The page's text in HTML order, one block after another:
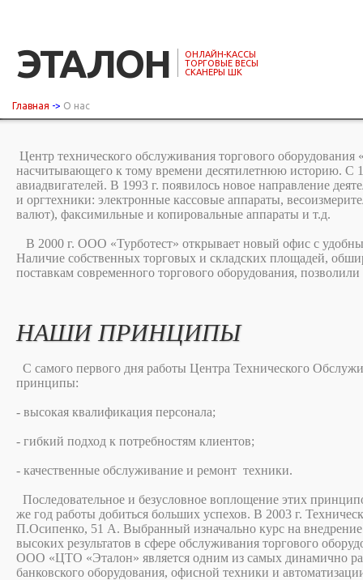
ЭТАЛОН
ОНЛАЙН-КАССЫ
ТОРГОВЫЕ ВЕСЫ
СКАНЕРЫ ШК
Главная -> О нас
Центр технического обслуживания торгового
насчитывающего к тому времени десятилетнюю историю. С
авиадвигателей. В 1993 г. появилось новое направление
и оргтехники: электронные кассовые аппараты,
валют), факсимильные и копировальные аппараты и т.д.
В 2000 г. ООО «Турботест» открывает новый офис с
Наличие собственных торговых и складских площадей,
поставкам современного торгового оборудования,
НАШИ ПРИНЦИПЫ
С самого первого дня работы Центра Технического
принципы:
- высокая квалификация персонала;
- гибкий подход к потребностям клиентов;
- качественные обслуживание и ремонт техники.
Последовательное и безусловное воплощение этих
же год работы добиться больших успехов. В 2003 г.
П.Осипенко, 51 А. Выбранный изначально курс на
высоких результатов в сфере обслуживания торгового
ООО «ЦТО «Эталон» является одним из самых динамично
банковского оборудования, офисной техники и